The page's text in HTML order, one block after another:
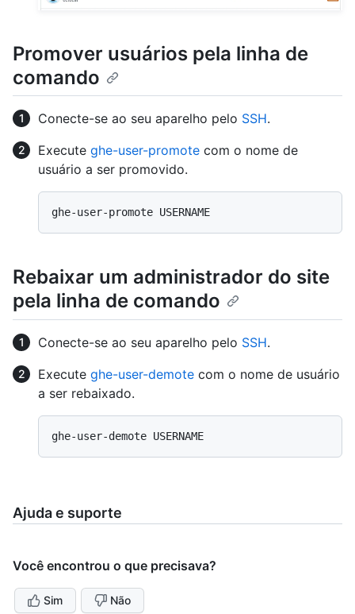
Promover usuários pela linha de
comando
Conecte-se ao seu aparelho pelo SSH.
Execute ghe-user-promote com o nome de
usuário a ser promovido.
Rebaixar um administrador do site
pela linha de comando
Conecte-se ao seu aparelho pelo SSH.
Execute ghe-user-demote com o nome de usuário
a ser rebaixado.
Ajuda e suporte
Você encontrou o que precisava?
Sim Não